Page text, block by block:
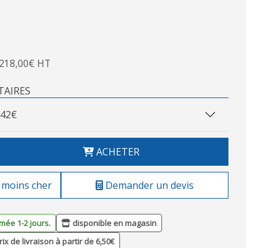
218,00€ HT
ACHETER
cher Demander un devis
1-2 jours.
disponible en magasin
de livraison à partir de 6,50€